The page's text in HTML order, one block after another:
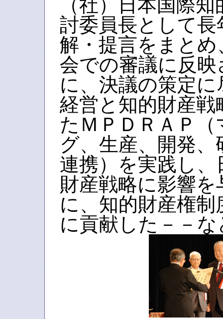
（社）日本国際
討委員長として長
解・提言をまと
会での審議に反
に、決議の策定
経営と知的財産
たＭＰＤＲＡＰ
グ、生産、開発
連携）を実践し
財産戦略に影響
に、知的財産権
に貢献した－－な